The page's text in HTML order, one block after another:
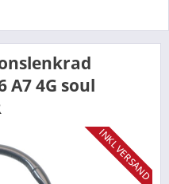
A7 4G soul
INKL VERSAND